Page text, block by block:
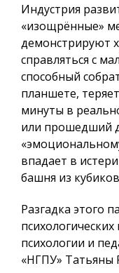
Индустрия
«изощрённые»
демонстрируют
справляться с
способный
планшете,
минуты в
или прошедший
впадает в
башня из
Разгадка этого
психологии и
«НГПУ»